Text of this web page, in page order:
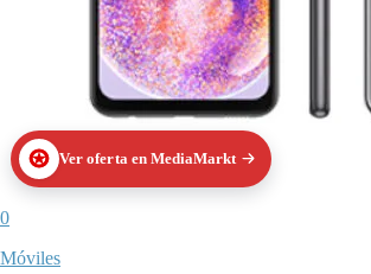
Ver oferta en MediaMarkt
0
Móviles